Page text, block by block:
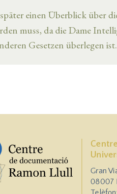
einen Überblick über
muss, da die Dame
Gesetzen überlegen
Gran
08007